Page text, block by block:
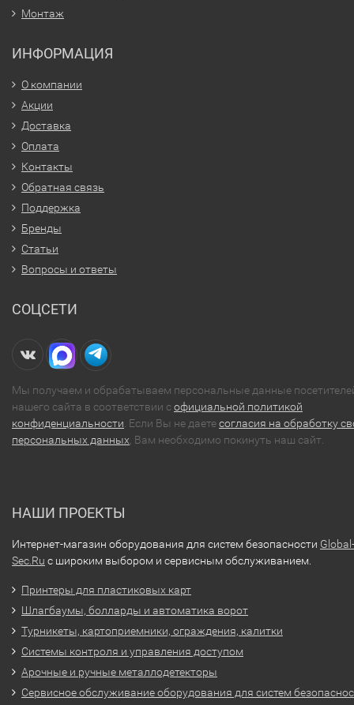
Монтаж
ИНФОРМАЦИЯ
О компании
Акции
Доставка
Оплата
Контакты
Обратная связь
Поддержка
Бренды
Статьи
Вопросы и ответы
СОЦСЕТИ
Мы получаем и обрабатываем персональные данные
нашего сайта в соответствии софициальной политикой
конфиденциальности . Если Вы не даетесогласия на обработку
персональных данных , Вам необходимо покинуть наш сайт.
НАШИ ПРОЕКТЫ
Интернет-магазин оборудования для систем безопасности Global-
Sec.Ru с широким выбором и сервисным обслуживанием.
Принтеры для пластиковых карт
Шлагбаумы, болларды и автоматика ворот
Турникеты, картоприемники, ограждения, калитки
Системы контроля и управления доступом
Арочные и ручные металлодетекторы
Сервисное обслуживание оборудования для систем